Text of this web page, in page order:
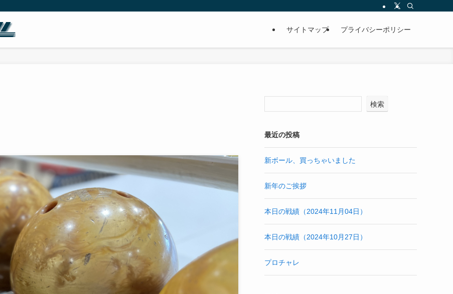
サイトマップ プライバシーポリシー
検索
最近の投稿
新ボール、買っちゃいました
新年のご挨拶
本日の戦績（2024年11月04日）
本日の戦績（2024年10月27日）
プロチャレ